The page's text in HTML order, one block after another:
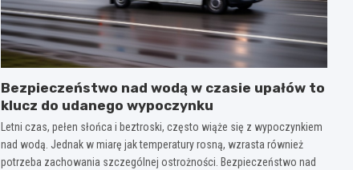
Bezpieczeństwo nad wodą w czasie upałów to
klucz do udanego wypoczynku
Letni czas, pełen słońca i beztroski, często wiąże się z wypoczynkiem
nad wodą. Jednak w miarę jak temperatury rosną, wzrasta również
potrzeba zachowania szczególnej ostrożności. Bezpieczeństwo nad